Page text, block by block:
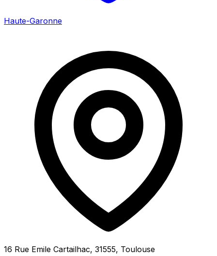
Haute-Garonne
16 Rue Emile Cartailhac, 31555, Toulouse